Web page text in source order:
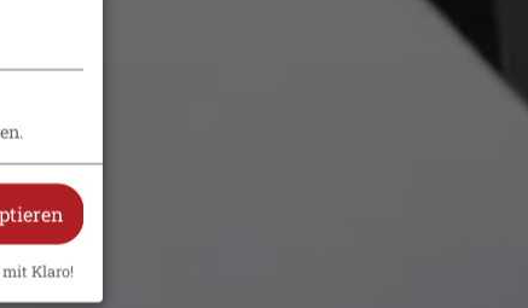
Klaro!